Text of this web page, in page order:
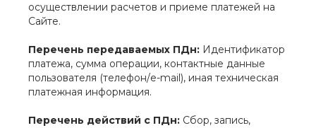
осуществлении расчетов и приеме платежей на
Сайте.
Перечень передаваемых ПДн: Идентификатор
платежа, сумма операции, контактные данные
пользователя (телефон/e-mail), иная техническая
платежная информация.
Перечень действий с ПДн: Сбор, запись,